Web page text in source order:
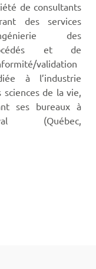
de consultants
des services
des
et de
validation
à l’industrie
sciences de la vie,
ses bureaux à
(Québec,